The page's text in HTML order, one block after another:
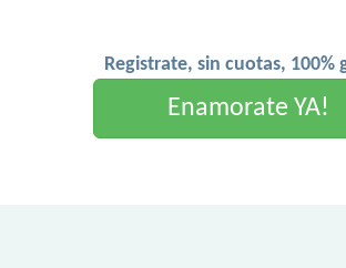
Registrate, sin cuotas, 100%
Enamorate YA!